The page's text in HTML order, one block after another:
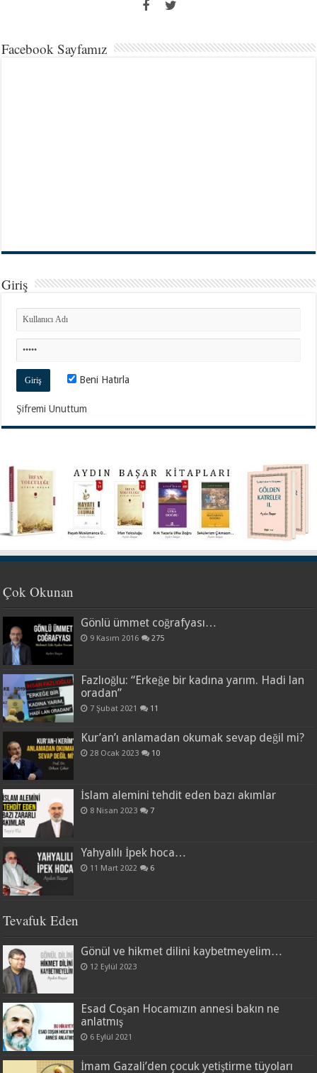
Facebook Sayfamız
Giriş
Beni Hatırla
Şifremi Unuttum
Çok Okunan
Gönlü ümmet coğrafyası…
9 Kasım 2016 275
Fazlıoğlu: “Erkeğe bir kadına yarım. Hadi lan
oradan”
7 Şubat 2021 11
Kur’an’ı anlamadan okumak sevap değil mi?
28 Ocak 2023 10
İslam alemini tehdit eden bazı akımlar
8 Nisan 2023 7
Yahyalılı İpek hoca…
11 Mart 2022 6
Tevafuk Eden
Gönül ve hikmet dilini kaybetmeyelim…
12 Eylül 2023
Esad Coşan Hocamızın annesi bakın ne
anlatmış
6 Eylül 2021
İmam Gazali’den çocuk yetiştirme tüyoları